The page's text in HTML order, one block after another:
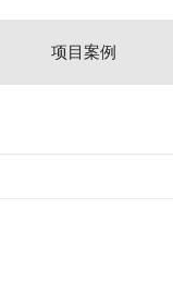
项目案例